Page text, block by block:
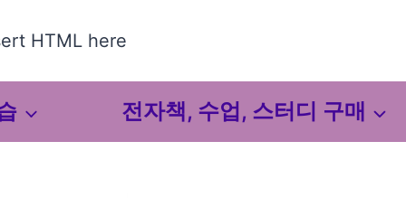
HTML here
전자책, 수업, 스터디 구매